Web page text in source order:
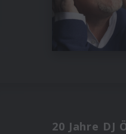
20 Jahre DJ